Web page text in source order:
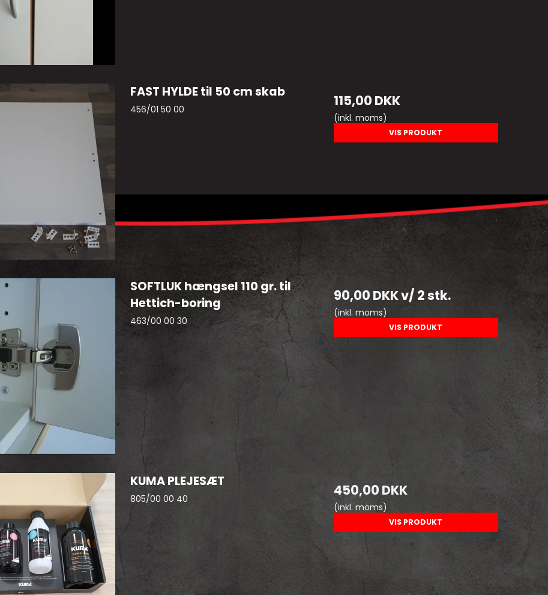
FAST HYLDE til 50 cm skab
456/01 50 00 115,00 DKK
(inkl. moms)
VIS PRODUKT
SOFTLUK hængsel 110 gr. til
Hettich-boring
463/00 00 30
90,00 DKKv/ 2 stk.
(inkl. moms)
VIS PRODUKT
KUMA PLEJESÆT
805/00 00 40 450,00 DKK
(inkl. moms)
VIS PRODUKT